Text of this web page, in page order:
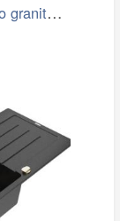
MEXEN - Bruno granitový dřez 1 s…